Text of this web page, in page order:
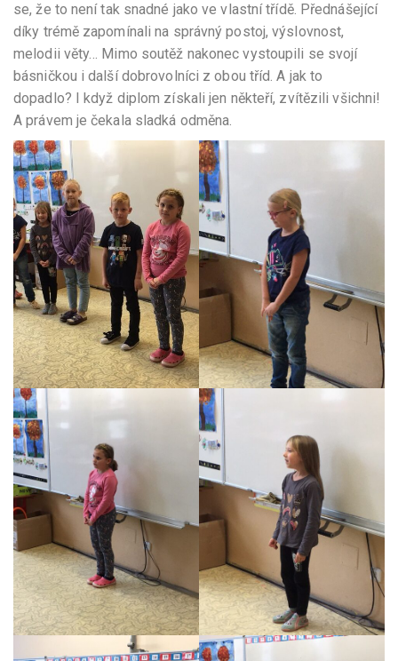
se, že to není tak snadné jako ve vlastní třídě. Přednášející
díky trémě zapomínali na správný postoj, výslovnost,
melodii věty… Mimo soutěž nakonec vystoupili se svojí
básničkou i další dobrovolníci z obou tříd. A jak to
dopadlo? I když diplom získali jen někteří, zvítězili všichni!
A právem je čekala sladká odměna.